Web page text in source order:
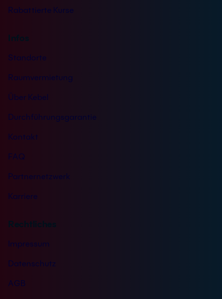
Rabattierte Kurse
Infos
Standorte
Raumvermietung
Über Kebel
Durchführungsgarantie
Kontakt
FAQ
Partnernetzwerk
Karriere
Rechtliches
Impressum
Datenschutz
AGB